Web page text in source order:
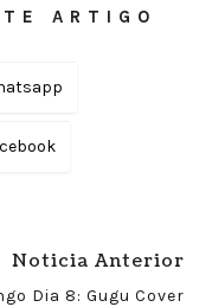
ARTIGO
Noticia Anterior
Dia 8: Gugu Cover